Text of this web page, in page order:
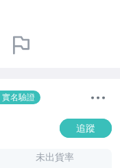
實名驗證
追蹤
未出貨率